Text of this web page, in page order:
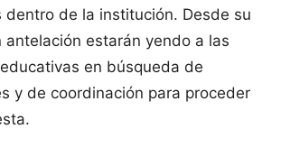
dentro de la institución. Desde su
antelación estarán yendo a las
en búsqueda de
y de coordinación para proceder